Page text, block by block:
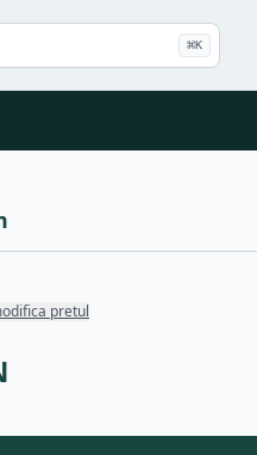
⌘K
pretul